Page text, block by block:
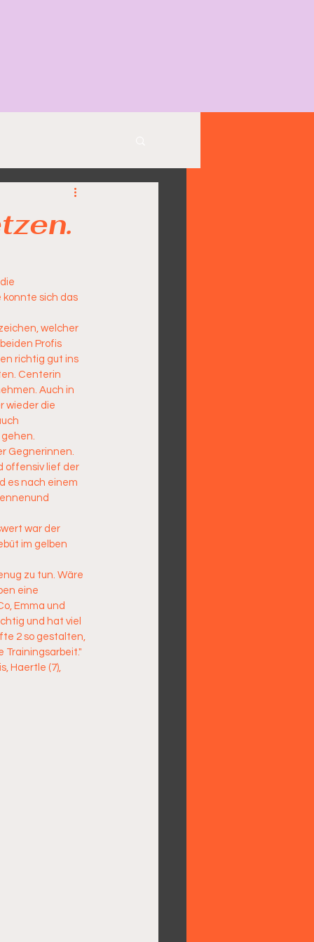
sich das
welcher
Profis
richtig gut ins
Centerin
Auch in
wieder die
gehen.
Gegnerinnen.
offensiv lief der
es nach einem
war der
im gelben
zu tun. Wäre
eine
Emma und
und hat viel
2 so gestalten,
Trainingsarbeit."
Haertle (7),